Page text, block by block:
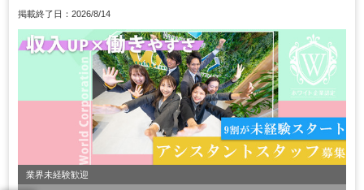
掲載終了日：2026/8/14
業界未経験歓迎